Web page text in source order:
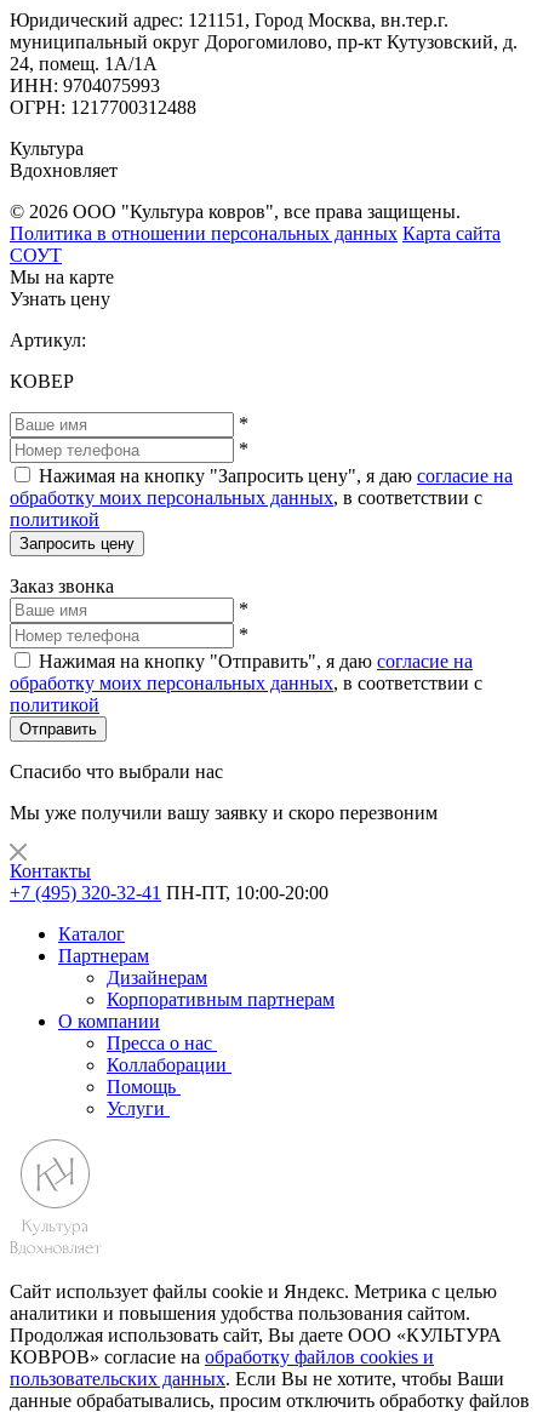
Юридический адрес: 121151, Город Москва, вн.тер.г.
муниципальный округ Дорогомилово, пр-кт Кутузовский, д.
24, помещ. 1А/1А
ИНН: 9704075993
ОГРН: 1217700312488
Культура
Вдохновляет
© 2026 ООО "Культура ковров", все права защищены.
Политика в отношении персональных данных Карта сайта
СОУТ
Мы на карте
Узнать цену
Артикул:
КОВЕР
*
*
Нажимая на кнопку "Запросить цену", я даю согласие на
обработку моих персональных данных, в соответствии с
политикой
Запросить цену
Заказ звонка
*
*
Нажимая на кнопку "Отправить", я даю согласие на
обработку моих персональных данных, в соответствии с
политикой
Отправить
Спасибо что выбрали нас
Мы уже получили вашу заявку и скоро перезвоним
Контакты
+7 (495) 320-32-41 ПН-ПТ, 10:00-20:00
Каталог
Партнерам
Дизайнерам
Корпоративным партнерам
О компании
Пресса о нас
Коллаборации
Помощь
Услуги
Сайт использует файлы cookie и Яндекс. Метрика с целью
аналитики и повышения удобства пользования сайтом.
Продолжая использовать сайт, Вы даете ООО «КУЛЬТУРА
КОВРОВ» согласие на обработку файлов cookies и
пользовательских данных. Если Вы не хотите, чтобы Ваши
данные обрабатывались, просим отключить обработку файлов